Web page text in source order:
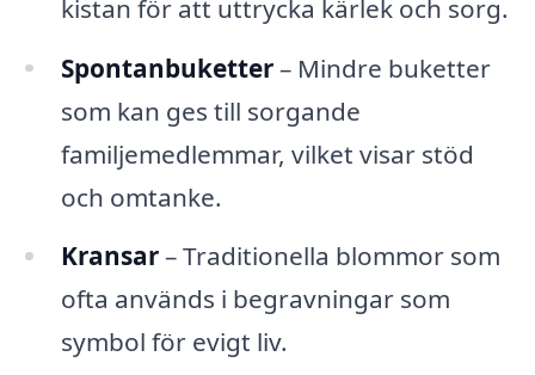
kistan för att uttrycka kärlek och sorg.
Spontanbuketter– Mindre buketter
som kan ges till sorgande
familjemedlemmar, vilket visar stöd
och omtanke.
Kransar– Traditionella blommor som
ofta används i begravningar som
symbol för evigt liv.